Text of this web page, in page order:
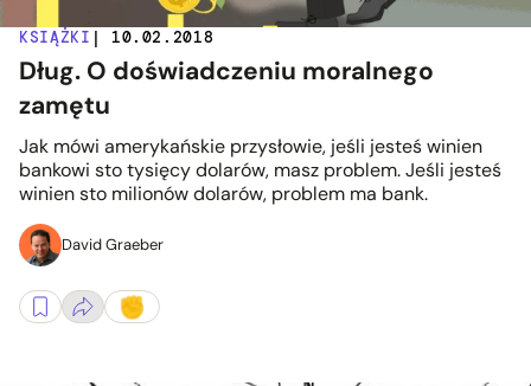
KSIĄŻKI | 10.02.2018
Dług. O doświadczeniu moralnego
zamętu
Jak mówi amerykańskie przysłowie, jeśli jesteś winien
bankowi sto tysięcy dolarów, masz problem. Jeśli jesteś
winien sto milionów dolarów, problem ma bank.
David Graeber